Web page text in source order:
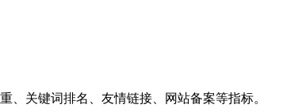
、关键词排名、友情链接、网站备案等指标。